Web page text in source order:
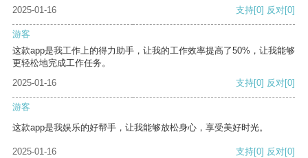
2025-01-16
支持[0] 反对[0]
游客
这款app是我工作上的得力助手，让我的工作效率提高了50%，让我能够
更轻松地完成工作任务。
2025-01-16
支持[0] 反对[0]
游客
这款app是我娱乐的好帮手，让我能够放松身心，享受美好时光。
2025-01-16 支持[0] 反对[0]